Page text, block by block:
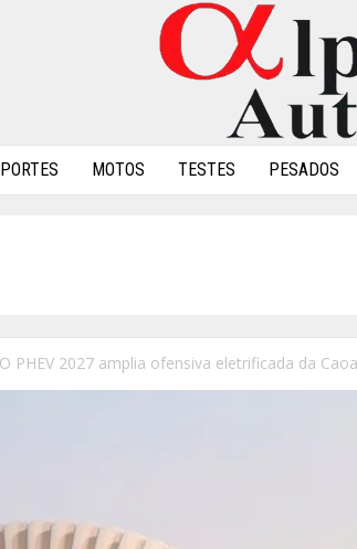
MOTOS TESTES PESADOS
PHEV 2027 amplia ofensiva eletrificada da